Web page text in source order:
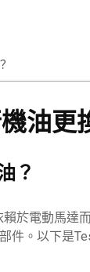
油更
？
於電動馬達
件。以下是